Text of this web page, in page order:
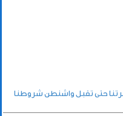
حتى تقبل واشنطن شروطنا